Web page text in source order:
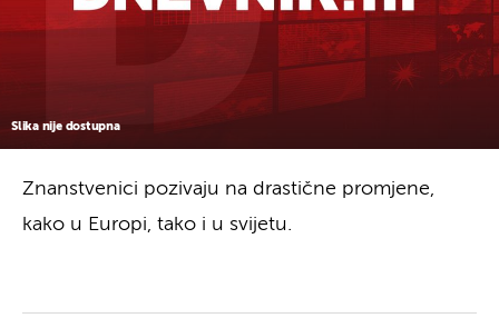
Slika nije dostupna
Znanstvenici pozivaju na drastične promjene,
kako u Europi, tako i u svijetu.